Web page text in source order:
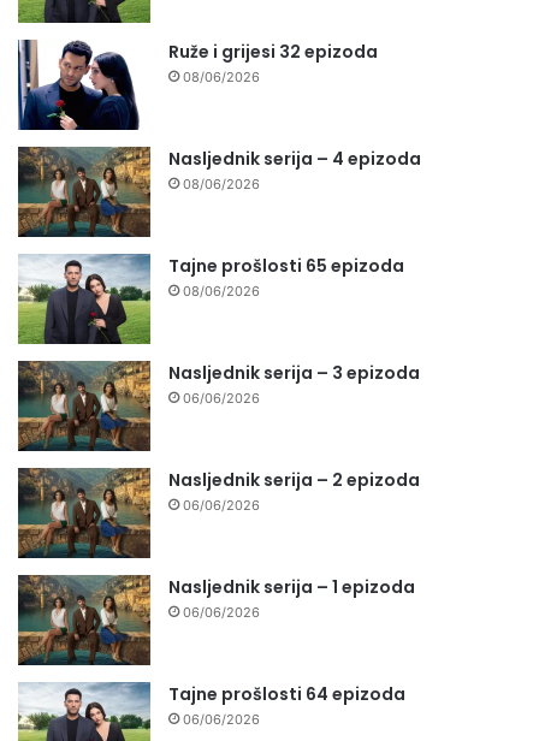
Ruže i grijesi 32 epizoda
08/06/2026
Nasljednik serija – 4 epizoda
08/06/2026
Tajne prošlosti 65 epizoda
08/06/2026
Nasljednik serija – 3 epizoda
06/06/2026
Nasljednik serija – 2 epizoda
06/06/2026
Nasljednik serija – 1 epizoda
06/06/2026
Tajne prošlosti 64 epizoda
06/06/2026